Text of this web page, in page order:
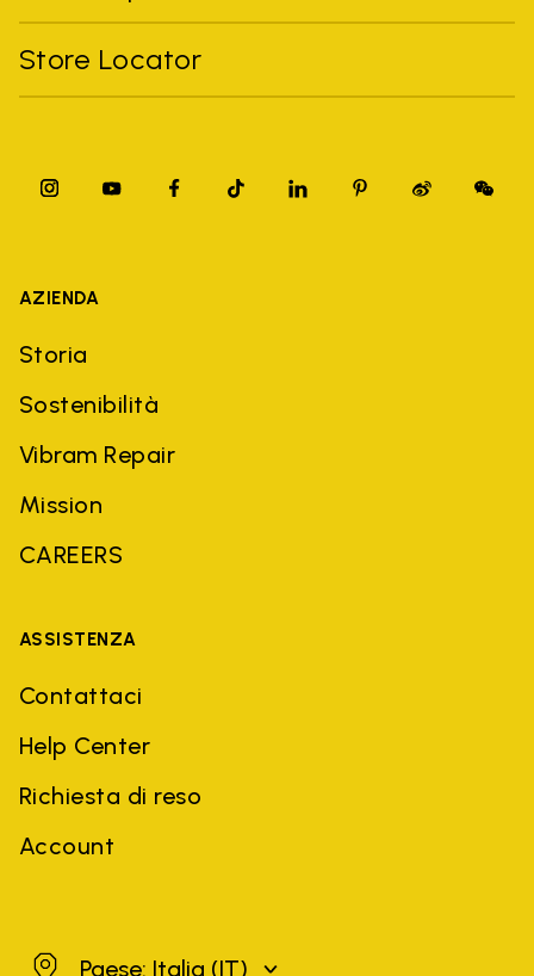
Store Locator
AZIENDA
Storia
Sostenibilità
Vibram Repair
Mission
CAREERS
ASSISTENZA
Contattaci
Help Center
Richiesta di reso
Account
Italia Paese: Italia (IT)